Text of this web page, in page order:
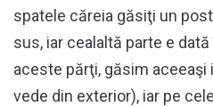
spatele căreia găsiţi un
sus, iar cealaltă parte e
aceste părţi, găsim aceeaşi
vede din exterior), iar pe